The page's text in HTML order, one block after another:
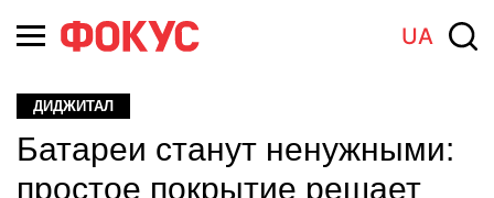
UA
ДИДЖИТАЛ
Батареи станут ненужными:
простое покрытие решает